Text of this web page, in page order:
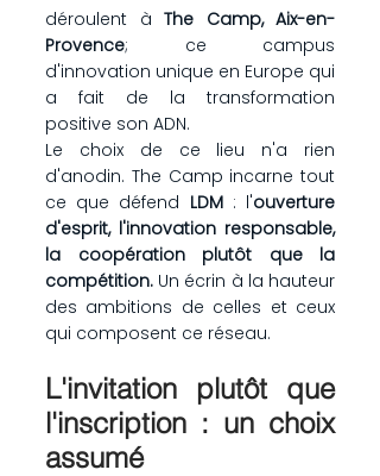
déroulent à The Camp, Aix-en-
Provence; ce campus
d'innovation unique en Europe qui
a fait de la transformation
positive son ADN.
Le choix de ce lieu n'a rien
d'anodin. The Camp incarne tout
ce que défend LDM : l'ouverture
d'esprit, l'innovation responsable,
la coopération plutôt que la
compétition. Un écrin à la hauteur
des ambitions de celles et ceux
qui composent ce réseau.
L'invitation plutôt que
l'inscription : un choix
assumé